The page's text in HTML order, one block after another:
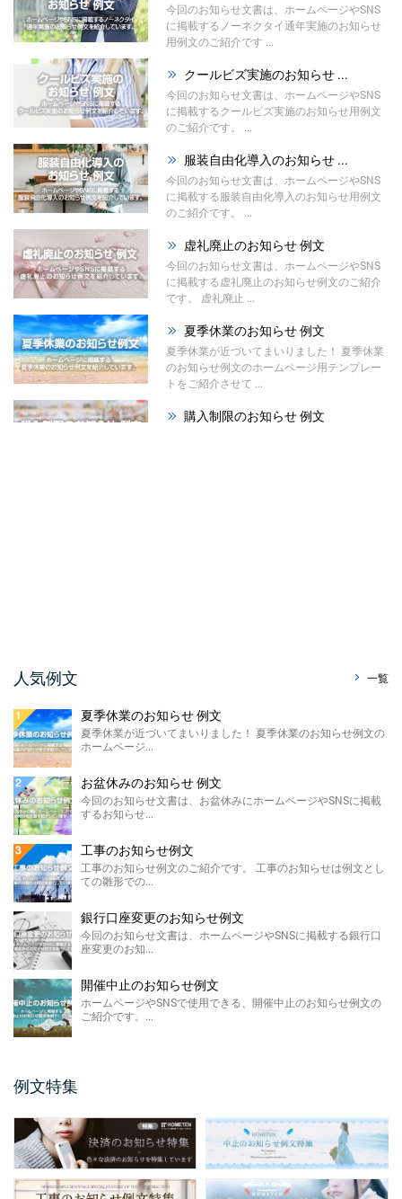
今回のお知らせ文書は、ホームページやSNS
に掲載するノーネクタイ通年実施のお知らせ
用例文のご紹介です ...
クールビズ実施のお知らせ ...
今回のお知らせ文書は、ホームページやSNS
に掲載するクールビズ実施のお知らせ用例文
のご紹介です。 ...
服装自由化導入のお知らせ ...
今回のお知らせ文書は、ホームページやSNS
に掲載する服装自由化導入のお知らせ用例文
のご紹介です。 ...
虚礼廃止のお知らせ 例文
今回のお知らせ文書は、ホームページやSNS
に掲載する虚礼廃止のお知らせ例文のご紹介
です。 虚礼廃止 ...
夏季休業のお知らせ 例文
夏季休業が近づいてまいりました！ 夏季休業
のお知らせ例文のホームページ用テンプレー
トをご紹介させて ...
購入制限のお知らせ 例文
する販売休止のお知らせテンプレートのご紹
介です。 こちらに ...
ホームページやSNSに掲載する製造終了のお
知らせ例文のご紹介です。 材料の高騰や需要
の低下による製 ...
価格改定のお知らせ例文
今回のお知らせ文書は、ホームページに掲載
FAX廃止のお知らせ 例 ...
るペーパ ...
メールアドレス変更のお知 ...
保護者説明会のご案内例文のご紹介です。 保
護者説明会のご案内例文は、小学校、中学
校、高校などの学校 ...
仕様変更のお知らせ 例文
人気例文 一覧
夏季休業のお知らせ 例文
夏季休業が近づいてまいりました！ 夏季休業のお知らせ例文の
ホームページ...
お盆休みのお知らせ 例文
今回のお知らせ文書は、お盆休みにホームページやSNSに掲載
するお知らせ...
工事のお知らせ例文
工事のお知らせ例文のご紹介です。 工事のお知らせは例文とし
ての雛形での...
銀行口座変更のお知らせ例文
今回のお知らせ文書は、ホームページやSNSに掲載する銀行口
座変更のお知...
開催中止のお知らせ例文
ホームページやSNSで使用できる、開催中止のお知らせ例文の
ご紹介です。...
例文特集